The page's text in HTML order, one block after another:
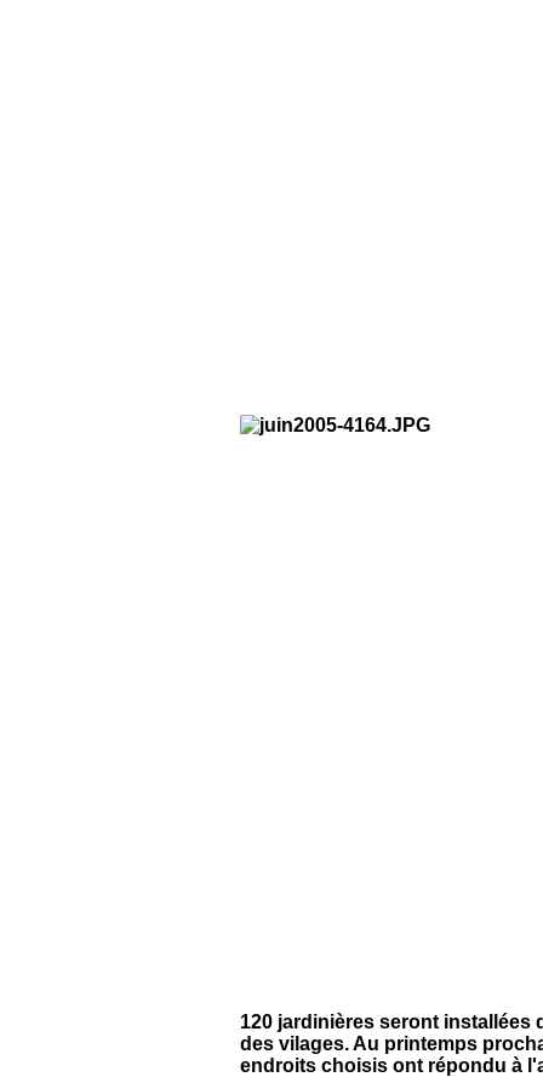
120 jardinières seront installées
des vilages. Au printemps
endroits choisis ont répondu à